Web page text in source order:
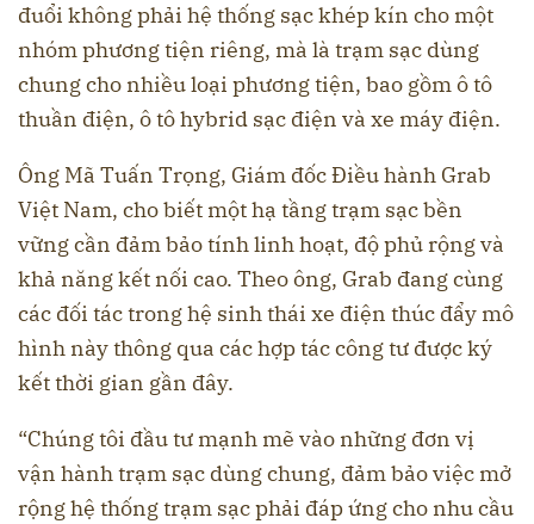
đuổi không phải hệ thống sạc khép kín cho một
nhóm phương tiện riêng, mà là trạm sạc dùng
chung cho nhiều loại phương tiện, bao gồm ô tô
thuần điện, ô tô hybrid sạc điện và xe máy điện.
Ông Mã Tuấn Trọng, Giám đốc Điều hành Grab
Việt Nam, cho biết một hạ tầng trạm sạc bền
vững cần đảm bảo tính linh hoạt, độ phủ rộng và
khả năng kết nối cao. Theo ông, Grab đang cùng
các đối tác trong hệ sinh thái xe điện thúc đẩy mô
hình này thông qua các hợp tác công tư được ký
kết thời gian gần đây.
“Chúng tôi đầu tư mạnh mẽ vào những đơn vị
vận hành trạm sạc dùng chung, đảm bảo việc mở
rộng hệ thống trạm sạc phải đáp ứng cho nhu cầu